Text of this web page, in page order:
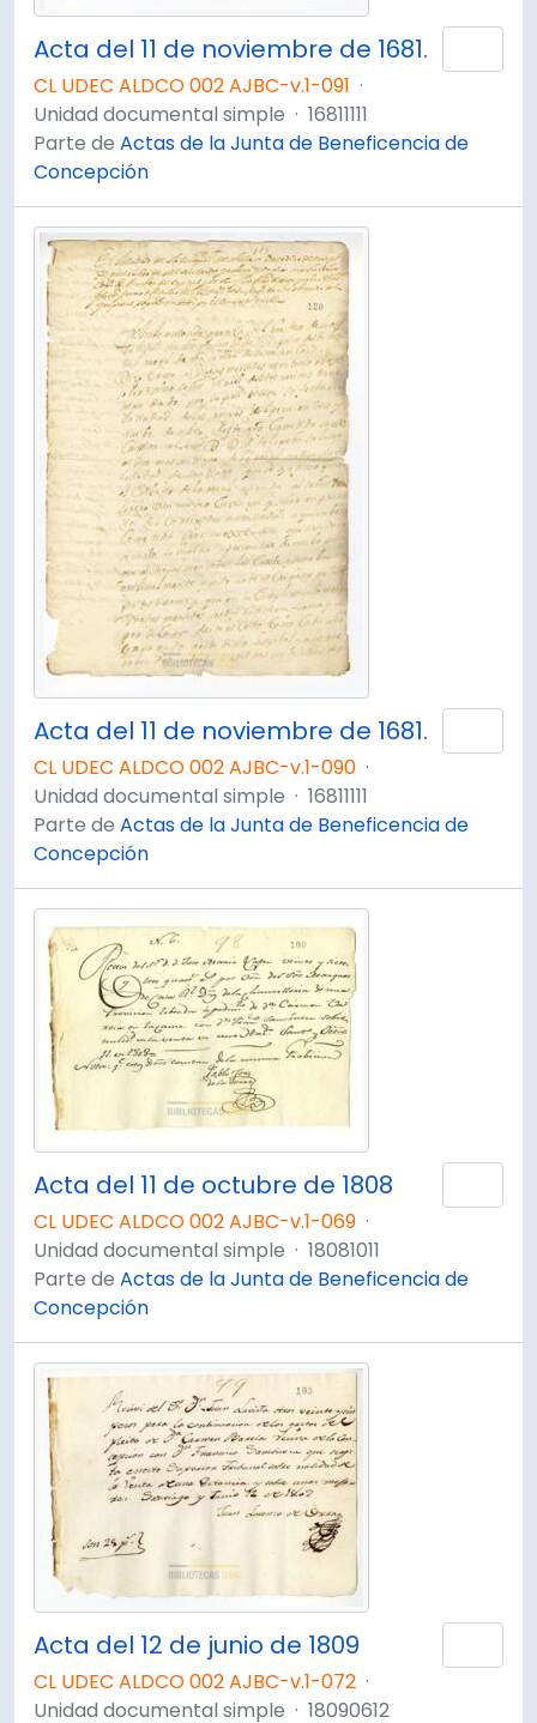
Acta del 11 de noviembre de 1681.
CL UDEC ALDCO 002 AJBC-v.1-091 ·
Unidad documental simple · 16811111
Parte de Actas de la Junta de Beneficencia de
Concepción
Acta del 11 de noviembre de 1681.
CL UDEC ALDCO 002 AJBC-v.1-090 ·
Unidad documental simple · 16811111
Parte de Actas de la Junta de Beneficencia de
Concepción
Acta del 11 de octubre de 1808
CL UDEC ALDCO 002 AJBC-v.1-069 ·
Unidad documental simple · 18081011
Parte de Actas de la Junta de Beneficencia de
Concepción
Acta del 12 de junio de 1809
CL UDEC ALDCO 002 AJBC-v.1-072 ·
Unidad documental simple · 18090612